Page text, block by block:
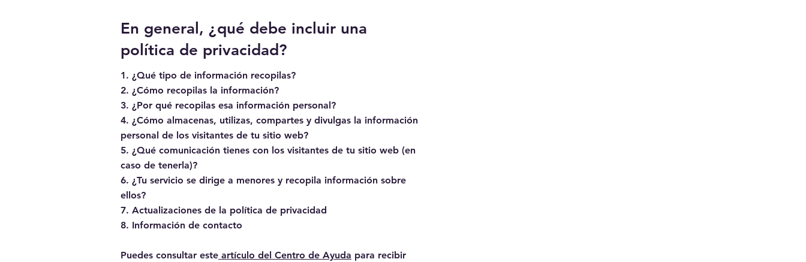
En general, ¿qué debe incluir una
política de privacidad?
1. ¿Qué tipo de información recopilas?
2. ¿Cómo recopilas la información?
3. ¿Por qué recopilas esa información personal?
4. ¿Cómo almacenas, utilizas, compartes y divulgas la información
personal de los visitantes de tu sitio web?
5. ¿Qué comunicación tienes con los visitantes de tu sitio web (en
caso de tenerla)?
6. ¿Tu servicio se dirige a menores y recopila información sobre
ellos?
7. Actualizaciones de la política de privacidad
8. Información de contacto
Puedes consultar este artículo del Centro de Ayuda para recibir